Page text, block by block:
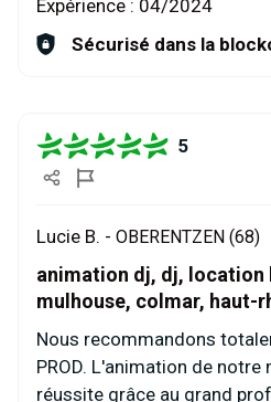
Expérience : 04/2024
Sécurisé dans la
5
Lucie B. - OBERENTZEN (68)
animation dj, dj, location
mulhouse, colmar, haut-
Nous recommandons
PROD. L'animation de notre
réussite grâce au grand